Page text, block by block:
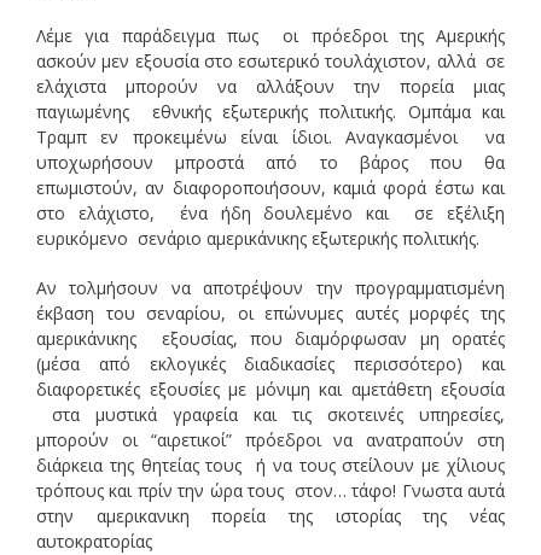
Λέμε για παράδειγμα πως οι πρόεδροι της Αμερικής
ασκούν μεν εξουσία στο εσωτερικό τουλάχιστον, αλλά σε
ελάχιστα μπορούν να αλλάξουν την πορεία μιας
παγιωμένης εθνικής εξωτερικής πολιτικής. Ομπάμα και
Τραμπ εν προκειμένω είναι ίδιοι. Αναγκασμένοι να
υποχωρήσουν μπροστά από το βάρος που θα
επωμιστούν, αν διαφοροποιήσουν, καμιά φορά έστω και
στο ελάχιστο, ένα ήδη δουλεμένο και σε εξέλιξη
ευρικόμενο σενάριο αμερικάνικης εξωτερικής πολιτικής.
Αν τολμήσουν να αποτρέψουν την προγραμματισμένη
έκβαση του σεναρίου, οι επώνυμες αυτές μορφές της
αμερικάνικης εξουσίας, που διαμόρφωσαν μη ορατές
(μέσα από εκλογικές διαδικασίες περισσότερο) και
διαφορετικές εξουσίες με μόνιμη και αμετάθετη εξουσία
στα μυστικά γραφεία και τις σκοτεινές υπηρεσίες,
μπορούν οι “αιρετικοί” πρόεδροι να ανατραπούν στη
διάρκεια της θητείας τους ή να τους στείλουν με χίλιους
τρόπους και πρίν την ώρα τους στον… τάφο! Γνωστα αυτά
στην αμερικανικη πορεία της ιστορίας της νέας
αυτοκρατορίας